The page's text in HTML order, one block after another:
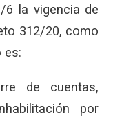
la vigencia de
312/20, como
es:
de cuentas,
por